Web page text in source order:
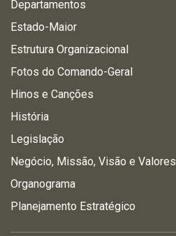
Departamentos
Estado-Maior
Estrutura Organizacional
Fotos do Comando-Geral
Hinos e Canções
História
Legislação
Negócio, Missão, Visão e Valores
Organograma
Planejamento Estratégico